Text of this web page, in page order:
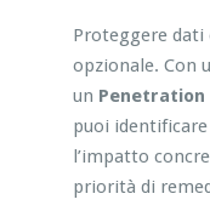
Proteggere
opzionale. Con
un Penetration
puoi
l’impatto
priorità di